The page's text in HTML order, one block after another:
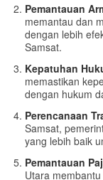
Pemantauan
memantau dan
dengan lebih
Samsat.
Kepatuhan
memastikan
dengan hukum
Perencanaan
Samsat,
yang lebih baik
Pemantauan
Utara